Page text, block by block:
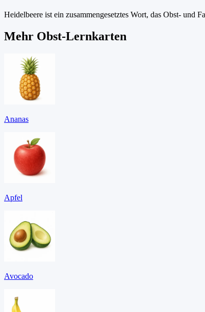
Heidelbeere ist ein zusammengesetztes Wort, das Obst- und
Mehr Obst-Lernkarten
Ananas
Apfel
Avocado